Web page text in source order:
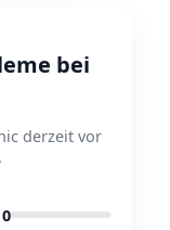
bei
derzeit vor
0